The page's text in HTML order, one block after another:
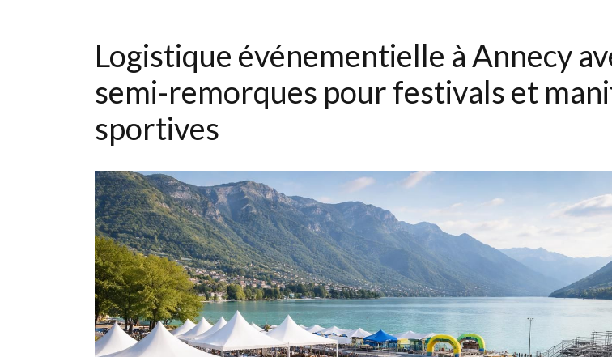
Logistique événementielle à Annecy
semi-remorques pour festivals et
sportives